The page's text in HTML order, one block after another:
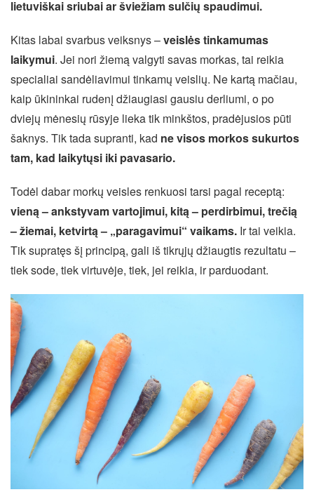
lietuviškai sriubai ar šviežiam sulčių spaudimui.
Kitas labai svarbus veiksnys –veislės tinkamumas
laikymui. Jei nori žiemą valgyti savas morkas, tai reikia
specialiai sandėliavimui tinkamų veislių. Ne kartą mačiau,
kaip ūkininkai rudenį džiaugiasi gausiu derliumi, o po
dviejų mėnesių rūsyje lieka tik minkštos, pradėjusios pūti
šaknys. Tik tada supranti, kad ne visos morkos sukurtos
tam, kad laikytųsi iki pavasario.
Todėl dabar morkų veisles renkuosi tarsi pagal receptą:
vieną – ankstyvam vartojimui, kitą – perdirbimui, trečią
– žiemai, ketvirtą – „paragavimui“ vaikams. Ir tai veikia.
Tik supratęs šį principą, gali iš tikrųjų džiaugtis rezultatu –
tiek sode, tiek virtuvėje, tiek, jei reikia, ir parduodant.